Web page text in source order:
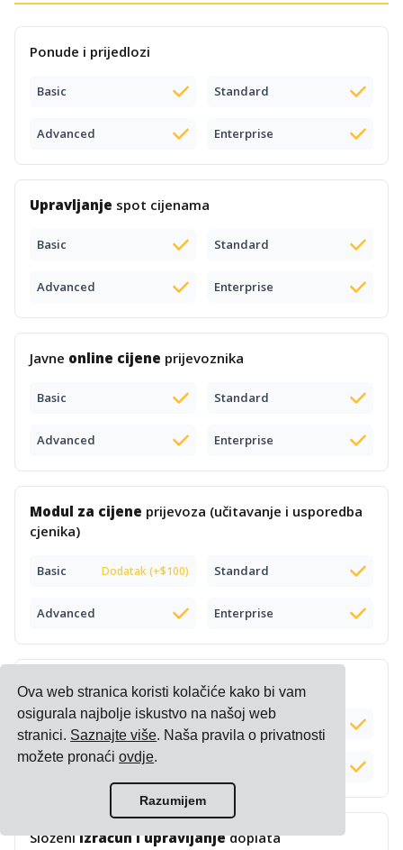
Ova web stranica koristi kolačiće kako bi vam
osigurala najbolje iskustvo na našoj web
stranici. Saznajte više. Naša pravila o privatnosti
možete pronaćiovdje.
Razumijem
Ponude i prijedlozi
Basic Standard
Advanced Enterprise
Upravljanje spot cijenama
Basic Standard
Advanced Enterprise
Javne online cijene prijevoznika
Basic Standard
Advanced Enterprise
Modul za cijene prijevoza (učitavanje i usporedba
cjenika)
Basic Dodatak (+$100) Standard
Advanced Enterprise
Pametnicjenik za e-trgovinu
Basic Standard
Advanced
Složeniizračun i upravljanjedoplata